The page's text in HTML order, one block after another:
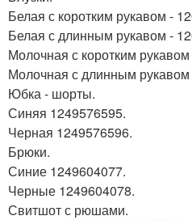
Белая с коротким рукавом -
Белая с длинным рукавом -
Молочная с коротким
Молочная с длинным
Юбка - шорты.
Синяя 1249576595.
Черная 1249576596.
Брюки.
Синие 1249604077.
Черные 1249604078.
Свитшот с рюшами.